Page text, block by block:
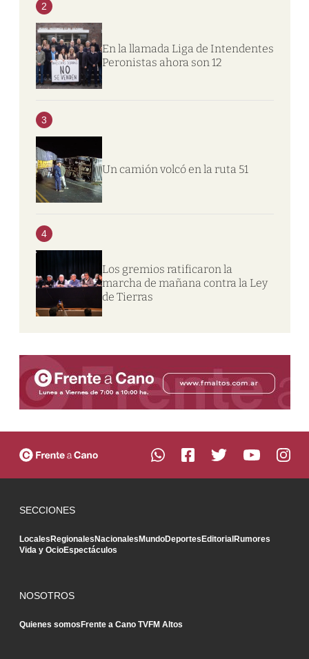
2
En la llamada Liga de Intendentes
Peronistas ahora son 12
3
Un camión volcó en la ruta 51
4
Los gremios ratificaron la
marcha de mañana contra la Ley
de Tierras
SECCIONES
Locales Regionales Nacionales MundoDeportes Editorial Rumores
Vida y OcioEspectáculos
NOSOTROS
Quienes somos Frente a Cano TVFM Altos